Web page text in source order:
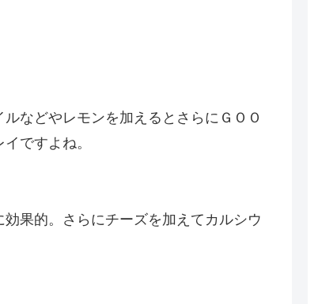
などやレモンを加えるとさらにＧＯＯ
ですよね。
果的。さらにチーズを加えてカルシウ